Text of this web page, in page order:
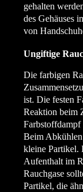
gehalten
des Gehäuses
von
Ungiftige
Die farbigen
ist. Die festen
Reaktion beim
Farbstoffdampf
Beim
kleine Partikel.
Aufenthalt im
Rauchgase
Partikel, die